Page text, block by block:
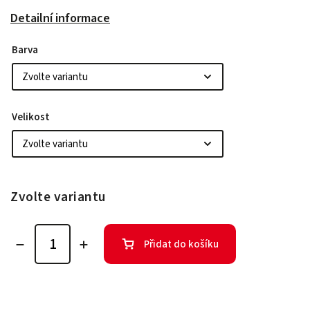
Detailní informace
Barva
Velikost
Zvolte variantu
Přidat do košíku